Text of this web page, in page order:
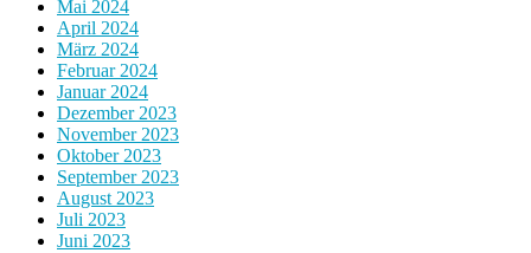
Mai 2024
April 2024
März 2024
Februar 2024
Januar 2024
Dezember 2023
November 2023
Oktober 2023
September 2023
August 2023
Juli 2023
Juni 2023